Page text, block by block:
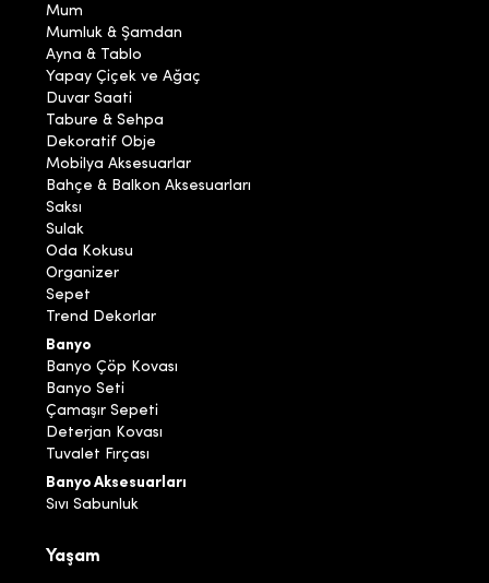
Mum
Mumluk & Şamdan
Ayna & Tablo
Yapay Çiçek ve Ağaç
Duvar Saati
Tabure & Sehpa
Dekoratif Obje
Mobilya Aksesuarlar
Bahçe & Balkon Aksesuarları
Saksı
Sulak
Oda Kokusu
Organizer
Sepet
Trend Dekorlar
Banyo
Banyo Çöp Kovası
Banyo Seti
Çamaşır Sepeti
Deterjan Kovası
Tuvalet Fırçası
Banyo Aksesuarları
Sıvı Sabunluk
Yaşam